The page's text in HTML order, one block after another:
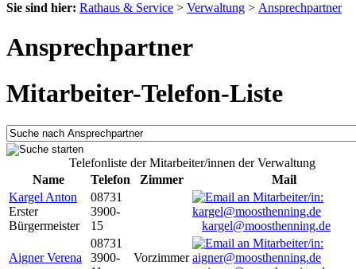
Sie sind hier: Rathaus & Service > Verwaltung > Ansprechpartner
Ansprechpartner
Mitarbeiter-Telefon-Liste
Telefonliste der Mitarbeiter/innen der Verwaltung
Name
Telefon Zimmer
Mail
Kargel Anton
Erster
Bürgermeister
08731
3900-
15
kargel@moosthenning.de
Aigner Verena
08731
3900-
Vorzimmer